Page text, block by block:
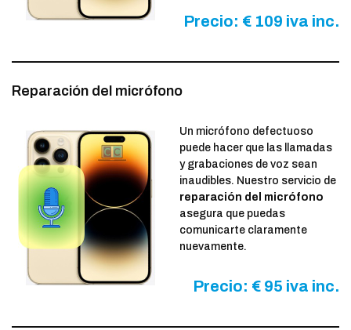
Precio: € 109 iva inc.
Reparación del micrófono
Un micrófono defectuoso
puede hacer que las llamadas
y grabaciones de voz sean
inaudibles. Nuestro servicio de
reparación del micrófono
asegura que puedas
comunicarte claramente
nuevamente.
Precio: € 95 iva inc.